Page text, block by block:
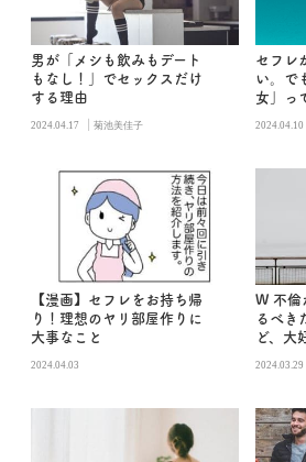
男が「メシも飲みもデート
もなし！」でセックスだけ
する理由
2024.04.17 | 菊池美佳子
セフレ
い。で
女」っ
2024.04.10
【漫画】セフレをお持ち帰
り！理想のヤリ部屋作りに
大事なこと
2024.04.03
W 不倫
るべき
ど、大
ありま
2024.03.29